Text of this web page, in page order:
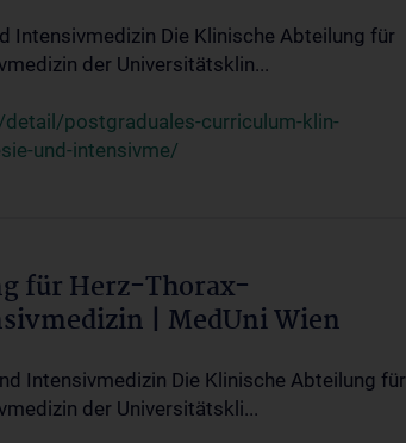
Intensivmedizin Die Klinische Abteilung für
der Universitätsklin...
postgraduales-curriculum-klin-
und-intensivme/
für Herz-Thorax-
| MedUni Wien
Intensivmedizin Die Klinische Abteilung für
der Universitätskli...